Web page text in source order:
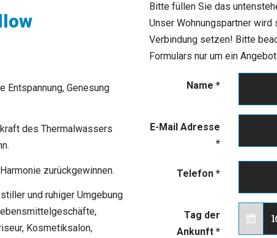
Entspannung, Genesung
des Thermalwassers
zurückgewinnen.
und ruhiger Umgebung
Kosmetiksalon,
Bitte füllen Sie das
Unser Wohnungspartner
Verbindung setzen! Bitte
Formulars nur um ein
Name*
E-Mail Adresse
*
Telefon*
Tag der
Ankunft*